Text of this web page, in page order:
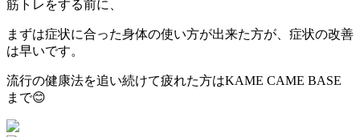
筋トレをする前に、
まずは症状に合った身体の使い方が出来た方が、症状の改善
は早いです。
流行の健康法を追い続けて疲れた方はKAME CAME BASE
まで😊